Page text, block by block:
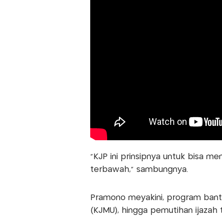
"KJP ini prinsipnya untuk bisa
terbawah," sambungnya.
Pramono meyakini, program
(KJMU), hingga pemutihan